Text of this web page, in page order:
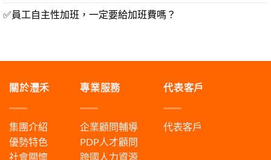
✅員工自主性加班，一定要給加班費嗎？
關於灃禾
集團介紹
優勢特色
社會關懷
專業服務
企業顧問輔導
PDP人才顧問
跨國人力資源
代表客戶
代表客戶